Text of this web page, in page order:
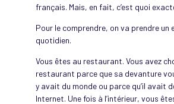
français. Mais, en fait, c’est quoi
Pour le comprendre, on va prendre un
quotidien.
Vous êtes au restaurant. Vous avez
restaurant parce que sa devanture
y avait du monde ou parce qu’il avait
Internet. Une fois à l’intérieur, vous